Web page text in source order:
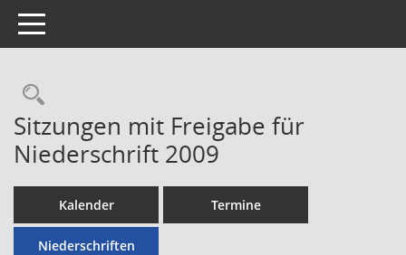
Toggle navigation
Rechercheauswahl
Sitzungen mit Freigabe für
Niederschrift 2009
Kalender Termine
Niederschriften